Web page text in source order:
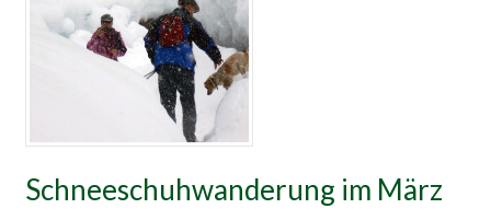
Schneeschuhwanderung im März